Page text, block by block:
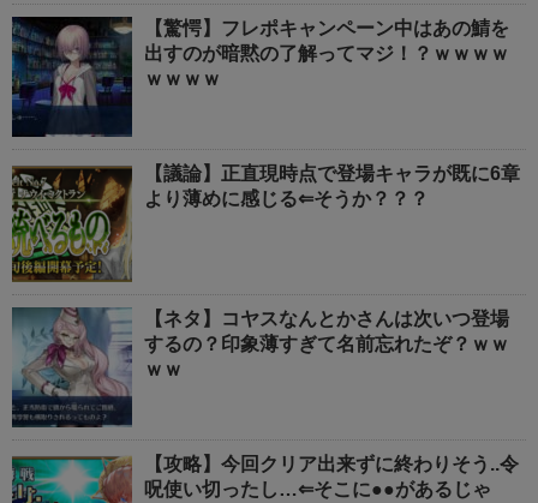
【驚愕】フレポキャンペーン中はあの鯖を
出すのが暗黙の了解ってマジ！？ｗｗｗｗ
ｗｗｗｗ
【議論】正直現時点で登場キャラが既に6章
より薄めに感じる⇐そうか？？？
【ネタ】コヤスなんとかさんは次いつ登場
するの？印象薄すぎて名前忘れたぞ？ｗｗ
ｗｗ
【攻略】今回クリア出来ずに終わりそう..令
呪使い切ったし…⇐そこに●●があるじゃ